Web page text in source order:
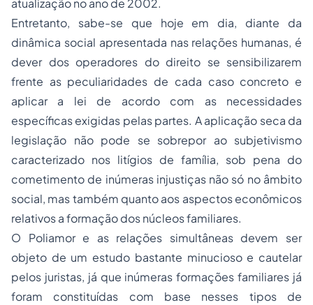
atualização no ano de 2002.
Entretanto, sabe-se que hoje em dia, diante da
dinâmica social apresentada nas relações humanas, é
dever dos operadores do direito se sensibilizarem
frente as peculiaridades de cada caso concreto e
aplicar a lei de acordo com as necessidades
específicas exigidas pelas partes. A aplicação seca da
legislação não pode se sobrepor ao subjetivismo
caracterizado nos litígios de família, sob pena do
cometimento de inúmeras injustiças não só no âmbito
social, mas também quanto aos aspectos econômicos
relativos a formação dos núcleos familiares.
O Poliamor e as relações simultâneas devem ser
objeto de um estudo bastante minucioso e cautelar
pelos juristas, já que inúmeras formações familiares já
foram constituídas com base nesses tipos de